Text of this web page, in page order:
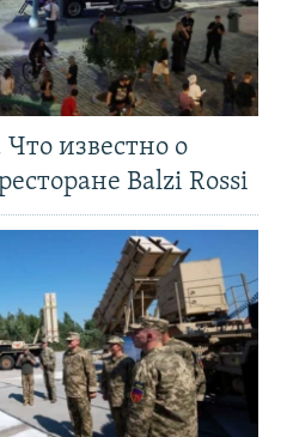
известно о
Balzi Rossi